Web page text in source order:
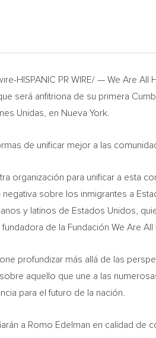
HISPANIC PR WIRE/ — We Are
será anfitriona de su primera
Unidas, en Nueva York
de unificar mejor a las
organización para unificar a esta
sobre los inmigrantes a
y latinos de Estados Unidos,
, fundadora de la Fundación We Are All
profundizar más allá de las
aquello que une a las
para el futuro de la nación.
a Romo Edelman en calidad de